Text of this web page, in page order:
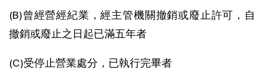
(B)曾經營經紀業，經主管機關撤銷或廢止許可，自
撤銷或廢止之日起已滿五年者
(C)受停止營業處分，已執行完畢者